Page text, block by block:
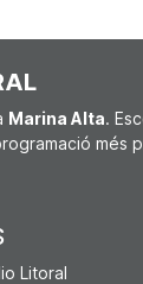
Marina Alta.
més
Litoral